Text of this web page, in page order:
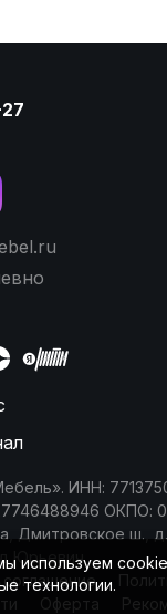
ИНН:
ОКПО:
Дмитровское ш., д.
Юрьевич
Оферта
используем
технологии.